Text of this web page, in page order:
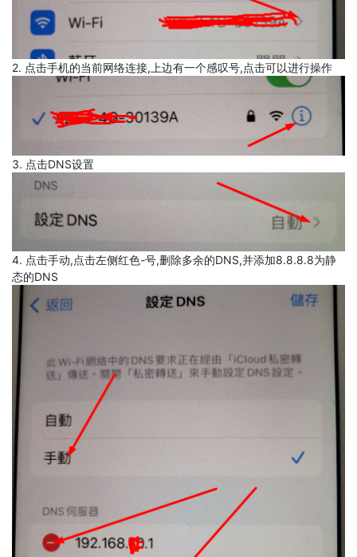
2. 点击手机的当前网络连接,上边有一个感叹号,点击可以进行操作
3. 点击DNS设置
4. 点击手动,点击左侧红色-号,删除多余的DNS,并添加8.8.8.8为静
态的DNS